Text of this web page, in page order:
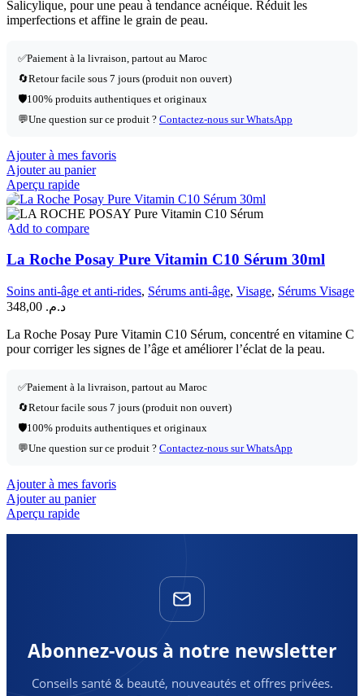
Salicylique, pour une peau à tendance acnéique. Réduit les
imperfections et affine le grain de peau.
✅Paiement à la livraison, partout au Maroc
🔄Retour facile sous 7 jours (produit non ouvert)
🛡️100% produits authentiques et originaux
💬Une question sur ce produit ? Contactez-nous sur WhatsApp
Ajouter à mes favoris
Ajouter au panier
Aperçu rapide
Add to compare
La Roche Posay Pure Vitamin C10 Sérum 30ml
Soins anti-âge et anti-rides, Sérums anti-âge, Visage, Sérums Visage
د.م.
La Roche Posay Pure Vitamin C10 Sérum, concentré en vitamine C
pour corriger les signes de l’âge et améliorer l’éclat de la peau.
✅Paiement à la livraison, partout au Maroc
🔄Retour facile sous 7 jours (produit non ouvert)
🛡️100% produits authentiques et originaux
💬Une question sur ce produit ? Contactez-nous sur WhatsApp
Ajouter à mes favoris
Ajouter au panier
Aperçu rapide
Abonnez-vous à notre newsletter
Conseils santé & beauté, nouveautés et offres privées.